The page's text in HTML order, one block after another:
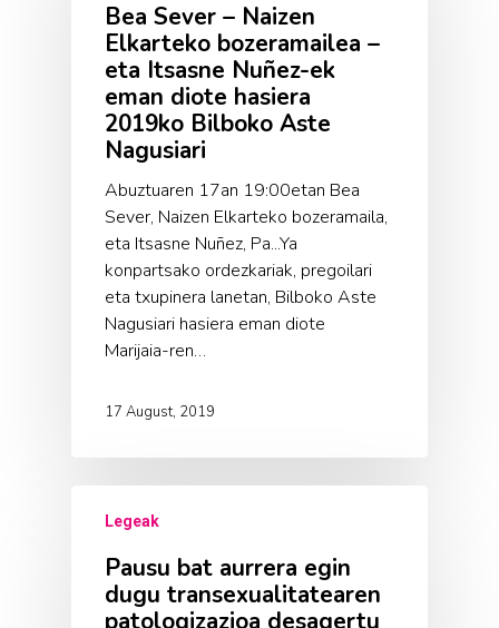
Bea Sever – Naizen
Elkarteko bozeramailea –
eta Itsasne Nuñez-ek
eman diote hasiera
2019ko Bilboko Aste
Nagusiari
Abuztuaren 17an 19:00etan Bea
Sever, Naizen Elkarteko bozeramaila,
eta Itsasne Nuñez, Pa...Ya
konpartsako ordezkariak, pregoilari
eta txupinera lanetan, Bilboko Aste
Nagusiari hasiera eman diote
Marijaia-ren…
17 August, 2019
Legeak
Pausu bat aurrera egin
dugu transexualitatearen
patologizazioa desagertu